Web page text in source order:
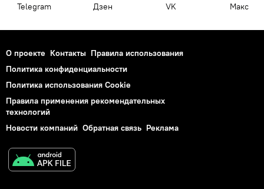
Telegram Дзен VK Макс
О проекте Контакты Правила использования
Политика конфиденциальности
Политика использования Cookie
Правила применения рекомендательных
технологий
Новости компаний Обратная связь Реклама